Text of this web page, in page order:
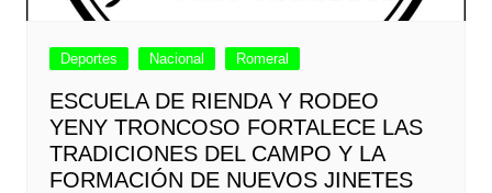
Deportes Nacional Romeral
ESCUELA DE RIENDA Y RODEO
YENY TRONCOSO FORTALECE LAS
TRADICIONES DEL CAMPO Y LA
FORMACIÓN DE NUEVOS JINETES